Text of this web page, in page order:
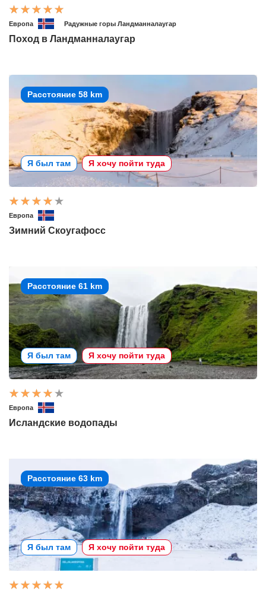
Европа Радужные горы Ландманналаугар
Поход в Ландманналаугар
Расстояние 58 km
Я был там Я хочу пойти туда
Европа
Зимний Скоугафосс
Расстояние 61 km
Я был там Я хочу пойти туда
Европа
Исландские водопады
Расстояние 63 km
Я был там Я хочу пойти туда